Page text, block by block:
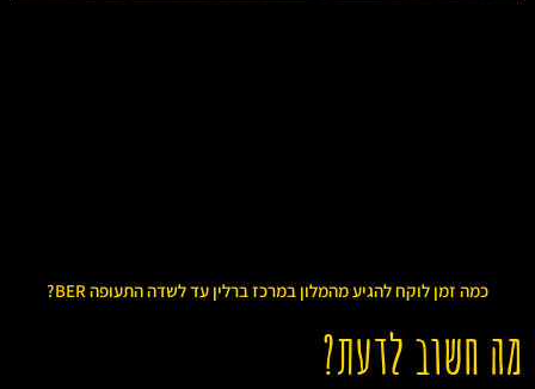
כמה זמן לוקח להגיע מהמלון במרכז ברלין עד לשדה התעופה BER?
מה חשוב לדעת?